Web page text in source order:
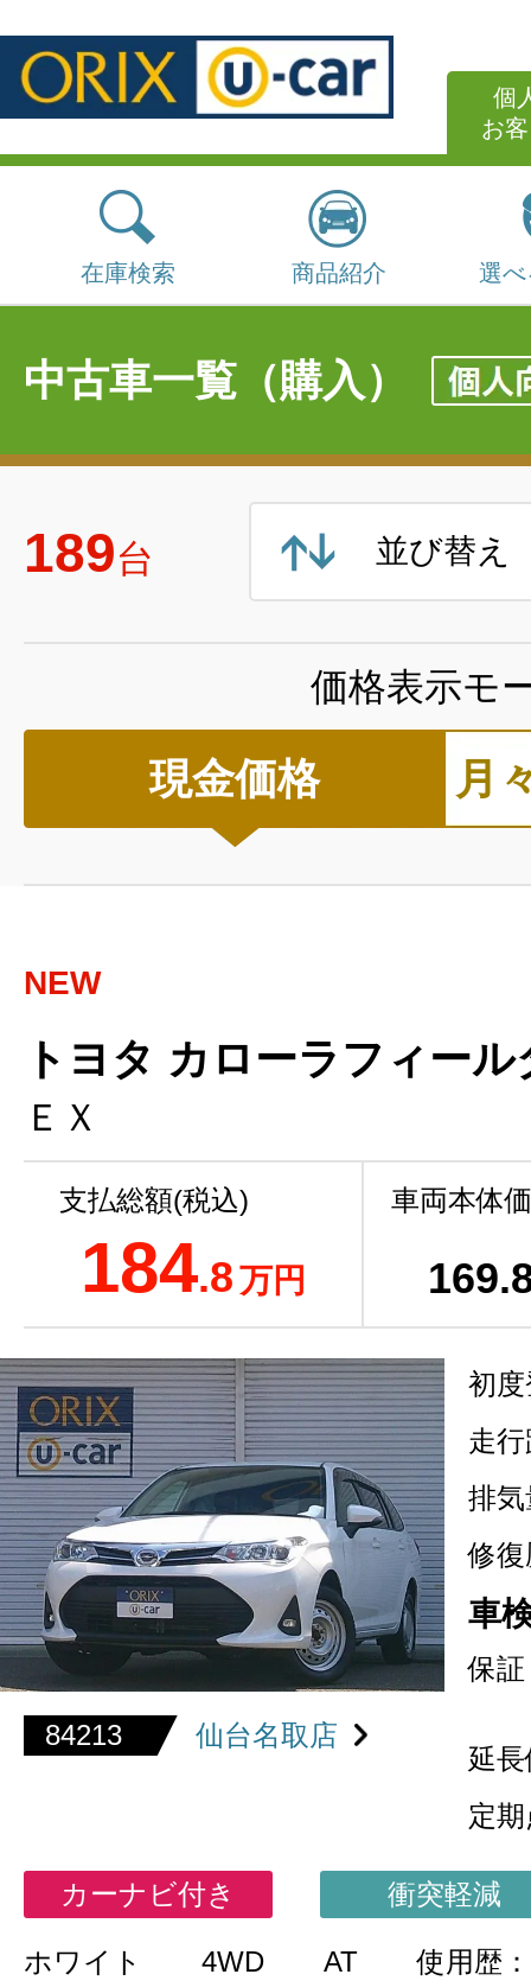
個
お
在庫検索 商品紹介 選
中古車一覧（購入）
189台 並び替え
価格表示モ
現金価格 月
NEW
トヨタ カローラフィー
ＥＸ
支払総額(税込)
184.8万円
車両本体
169
84213 仙台名取店
初
走
排気
修復
車
保証
延
定
カーナビ付き 衝突軽減
ホワイト 4WD AT 使用歴